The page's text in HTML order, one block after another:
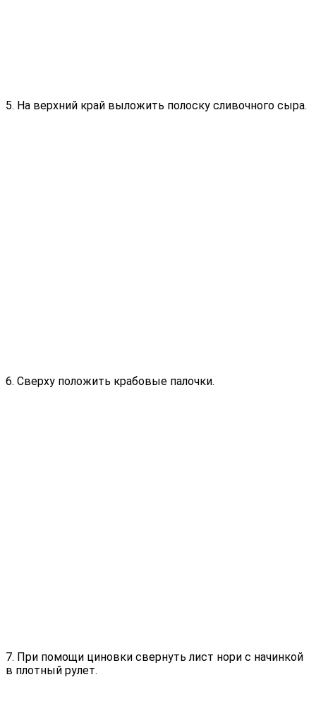
5. На верхний край выложить полоску сливочного сыра.
6. Сверху положить крабовые палочки.
7. При помощи циновки свернуть лист нори с начинкой
в плотный рулет.